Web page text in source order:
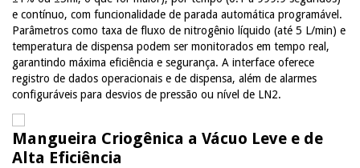
e contínuo, com funcionalidade de parada automática programável.
Parâmetros como taxa de fluxo de nitrogênio líquido (até 5 L/min) e
temperatura de dispensa podem ser monitorados em tempo real,
garantindo máxima eficiência e segurança. A interface oferece
registro de dados operacionais e de dispensa, além de alarmes
configuráveis para desvios de pressão ou nível de LN2.
Mangueira Criogênica a Vácuo Leve e de
Alta Eficiência